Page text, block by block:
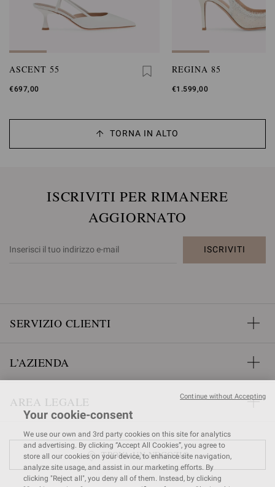
ASCENT 55
€697,00
REGINA 85
€1.599,00
TORNA IN ALTO
ISCRIVITI PER RIMANERE
AGGIORNATO
ISCRIVITI
SERVIZIO CLIENTI
L’AZIENDA
AREA LEGALE
TROVA UN NEGOZIO
Your cookie-consent
We use our own and 3rd party cookies on this site for analytics
and advertising. By clicking “Accept All Cookies”, you agree to
store all our cookies on your device, to enhance site navigation,
analyze site usage, and assist in our marketing efforts. By
clicking "Reject all", you deny all of them. Instead, by clicking
Continue without Accepting